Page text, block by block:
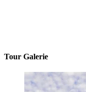
Tour Galerie